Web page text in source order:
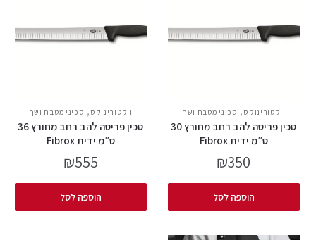
ויקטורינוקס , סכיני מטבח ושף
סכין פריסה להב רחב מחורץ 30
ס”מ ידית Fibrox
₪350
הוספה לסל
ויקטורינוקס , סכיני מטבח ושף
סכין פריסה להב רחב מחורץ 36
ס”מ ידית Fibrox
₪555
הוספה לסל